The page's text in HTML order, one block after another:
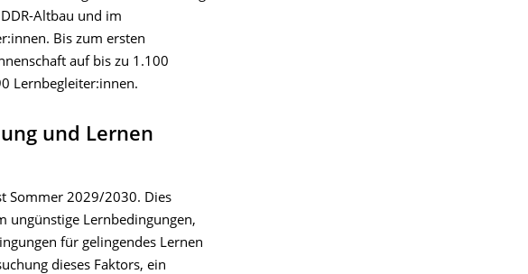
Altbau und im
Bis zum ersten
auf bis zu 1.100
Lernbegleiter:innen.
und Lernen
Sommer 2029/2030. Dies
ungünstige Lernbedingungen,
für gelingendes Lernen
dieses Faktors, ein